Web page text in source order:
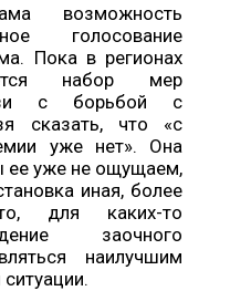
возможность
голосование
Пока в регионах
набор мер
с борьбой с
сказать, что «с
уже нет». Она
ее уже не ощущаем,
иная, более
для каких-то
заочного
наилучшим